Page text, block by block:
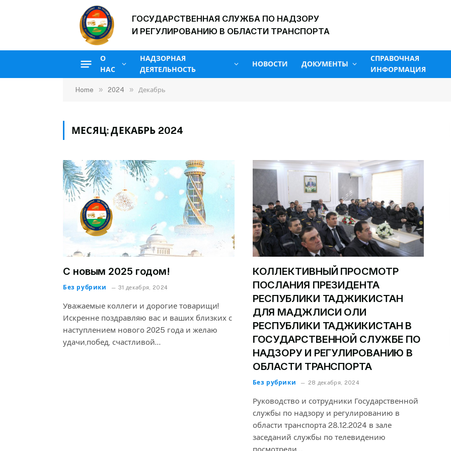
ГОСУДАРСТВЕННАЯ СЛУЖБА ПО НАДЗОРУ
И РЕГУЛИРОВАНИЮ В ОБЛАСТИ ТРАНСПОРТА
О
НАС
НАДЗОРНАЯ
ДЕЯТЕЛЬНОСТЬ
НОВОСТИ ДОКУМЕНТЫ
СПРАВОЧНАЯ
ИНФОРМАЦИЯ
Home » 2024 » Декабрь
МЕСЯЦ:ДЕКАБРЬ 2024
С новым 2025 годом!
Без рубрики 31 декабря, 2024
Уважаемые коллеги и дорогие товарищи!
Искренне поздравляю вас и ваших близких с
наступлением нового 2025 года и желаю
удачи,побед, счастливой…
КОЛЛЕКТИВНЫЙ ПРОСМОТР
ПОСЛАНИЯ ПРЕЗИДЕНТА
РЕСПУБЛИКИ ТАДЖИКИСТАН
ДЛЯ МАДЖЛИСИ ОЛИ
РЕСПУБЛИКИ ТАДЖИКИСТАН В
ГОСУДАРСТВЕННОЙ СЛУЖБЕ ПО
НАДЗОРУ И РЕГУЛИРОВАНИЮ В
ОБЛАСТИ ТРАНСПОРТА
Без рубрики 28 декабря, 2024
Руководство и сотрудники Государственной
службы по надзору и регулированию в
области транспорта 28.12.2024 в зале
заседаний службы по телевидению
посмотрели…